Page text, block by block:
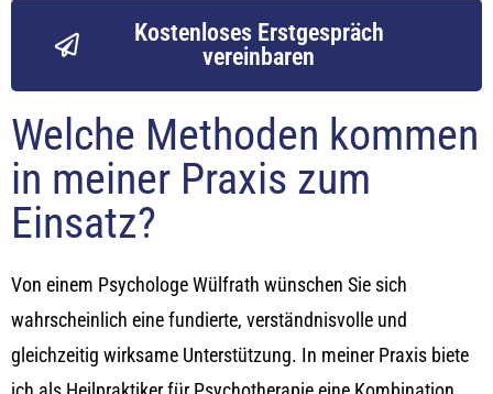
Kostenloses Erstgespräch
vereinbaren
Welche Methoden kommen
in meiner Praxis zum
Einsatz?
Von einem Psychologe Wülfrath wünschen Sie sich
wahrscheinlich eine fundierte, verständnisvolle und
gleichzeitig wirksame Unterstützung. In meiner Praxis biete